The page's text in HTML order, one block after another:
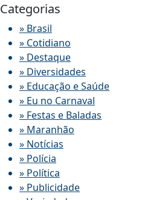
Categorias
» Brasil
» Cotidiano
» Destaque
» Diversidades
» Educação e Saúde
» Eu no Carnaval
» Festas e Baladas
» Maranhão
» Notícias
» Polícia
» Política
» Publicidade